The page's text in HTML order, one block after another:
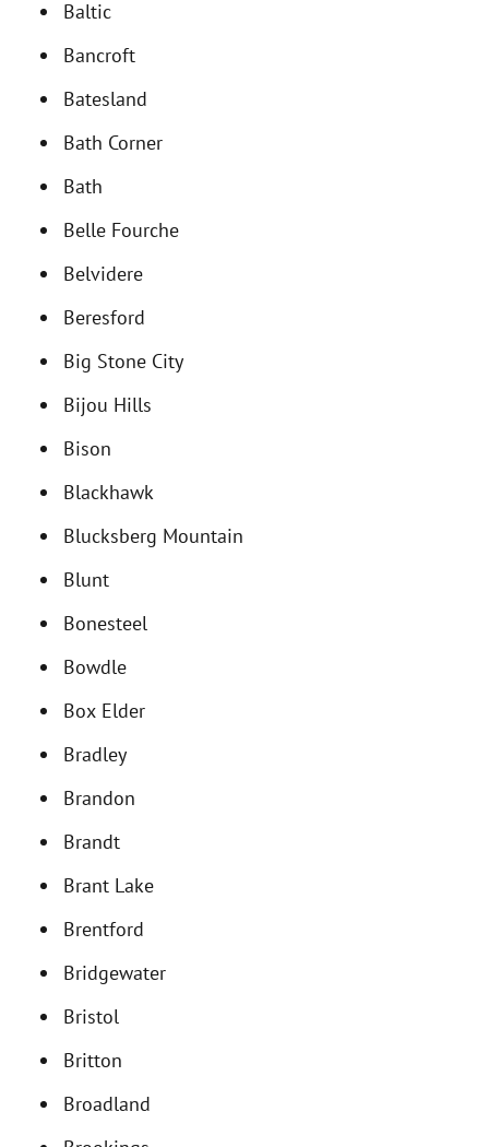
Baltic
Bancroft
Batesland
Bath Corner
Bath
Belle Fourche
Belvidere
Beresford
Big Stone City
Bijou Hills
Bison
Blackhawk
Blucksberg Mountain
Blunt
Bonesteel
Bowdle
Box Elder
Bradley
Brandon
Brandt
Brant Lake
Brentford
Bridgewater
Bristol
Britton
Broadland